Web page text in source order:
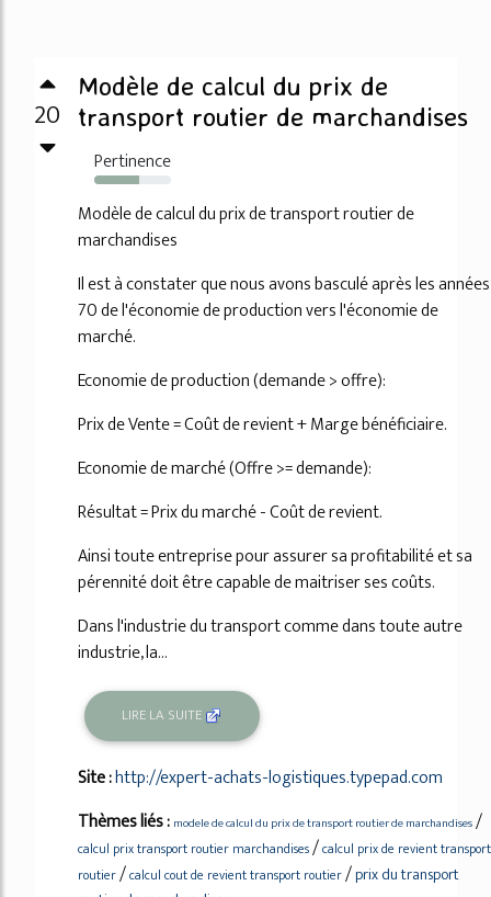
20
Modèle de calcul du prix de
transport routier de marchandises
Pertinence
59%
Modèle de calcul du prix de transport routier de
marchandises
Il est à constater que nous avons basculé après les années
70 de l'économie de production vers l'économie de
marché.
Economie de production (demande > offre):
Prix de Vente = Coût de revient + Marge bénéficiaire.
Economie de marché (Offre >= demande):
Résultat = Prix du marché - Coût de revient.
Ainsi toute entreprise pour assurer sa profitabilité et sa
pérennité doit être capable de maitriser ses coûts.
Dans l'industrie du transport comme dans toute autre
industrie, la...
LIRE LA SUITE
Site :http://expert-achats-logistiques.typepad.com
Thèmes liés : modele de calcul du prix de transport routier de marchandises/
calcul prix transport routier marchandises/calcul prix de revient transport
routier/calcul cout de revient transport routier/prix du transport